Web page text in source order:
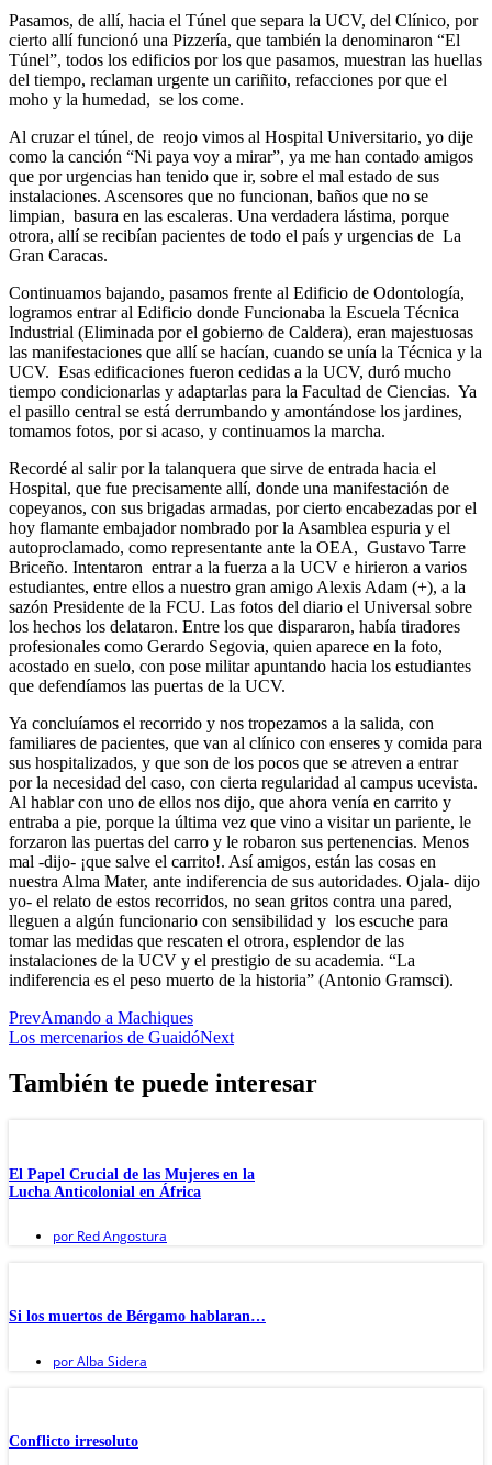
Pasamos, de allí, hacia el Túnel que separa la UCV, del Clínico, por
cierto allí funcionó una Pizzería, que también la denominaron “El
Túnel”, todos los edificios por los que pasamos, muestran las huellas
del tiempo, reclaman urgente un cariñito, refacciones por que el
moho y la humedad, se los come.
Al cruzar el túnel, de reojo vimos al Hospital Universitario, yo dije
como la canción “Ni paya voy a mirar”, ya me han contado amigos
que por urgencias han tenido que ir, sobre el mal estado de sus
instalaciones. Ascensores que no funcionan, baños que no se
limpian, basura en las escaleras. Una verdadera lástima, porque
otrora, allí se recibían pacientes de todo el país y urgencias de La
Gran Caracas.
Continuamos bajando, pasamos frente al Edificio de Odontología,
logramos entrar al Edificio donde Funcionaba la Escuela Técnica
Industrial (Eliminada por el gobierno de Caldera), eran majestuosas
las manifestaciones que allí se hacían, cuando se unía la Técnica y la
UCV. Esas edificaciones fueron cedidas a la UCV, duró mucho
tiempo condicionarlas y adaptarlas para la Facultad de Ciencias. Ya
el pasillo central se está derrumbando y amontándose los jardines,
tomamos fotos, por si acaso, y continuamos la marcha.
Recordé al salir por la talanquera que sirve de entrada hacia el
Hospital, que fue precisamente allí, donde una manifestación de
copeyanos, con sus brigadas armadas, por cierto encabezadas por el
hoy flamante embajador nombrado por la Asamblea espuria y el
autoproclamado, como representante ante la OEA, Gustavo Tarre
Briceño. Intentaron entrar a la fuerza a la UCV e hirieron a varios
estudiantes, entre ellos a nuestro gran amigo Alexis Adam (+), a la
sazón Presidente de la FCU. Las fotos del diario el Universal sobre
los hechos los delataron. Entre los que dispararon, había tiradores
profesionales como Gerardo Segovia, quien aparece en la foto,
acostado en suelo, con pose militar apuntando hacia los estudiantes
que defendíamos las puertas de la UCV.
Ya concluíamos el recorrido y nos tropezamos a la salida, con
familiares de pacientes, que van al clínico con enseres y comida para
sus hospitalizados, y que son de los pocos que se atreven a entrar
por la necesidad del caso, con cierta regularidad al campus ucevista.
Al hablar con uno de ellos nos dijo, que ahora venía en carrito y
entraba a pie, porque la última vez que vino a visitar un pariente, le
forzaron las puertas del carro y le robaron sus pertenencias. Menos
mal -dijo- ¡que salve el carrito!. Así amigos, están las cosas en
nuestra Alma Mater, ante indiferencia de sus autoridades. Ojala- dijo
yo- el relato de estos recorridos, no sean gritos contra una pared,
lleguen a algún funcionario con sensibilidad y los escuche para
tomar las medidas que rescaten el otrora, esplendor de las
instalaciones de la UCV y el prestigio de su academia. “La
indiferencia es el peso muerto de la historia” (Antonio Gramsci).
PrevAmando a Machiques
Los mercenarios de GuaidóNext
También te puede interesar
El Papel Crucial de las Mujeres en la
Lucha Anticolonial en África
por Red Angostura
Si los muertos de Bérgamo hablaran…
porAlba Sidera
Conflicto irresoluto